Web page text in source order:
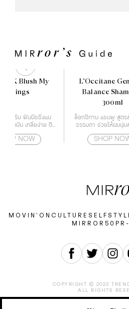
Blush My
Feelings
เนื้อครีม ฟินนิชชิ่งแม
ความมัน เกลี่ยง่าย ติด
NOW
L'Occitane
Balance
300ml
ล็อกซิทาน แชมพู สูตร
ธรรมดา ช่วยให้ผมนุ่ม
SHOP
MOVIN’ON CULTURE SELF
MIRROR50
COPYRIGHT © 2023
ALL RIGHTS